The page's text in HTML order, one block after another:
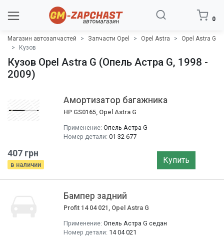
0
Магазин автозапчастей Запчасти Opel Opel Astra
Opel Astra G
Кузов
Кузов Opel Astra G (Опель Астра G, 1998 -
2009)
Амортизатор багажника
HP GS0165, Opel Astra G
Применение: Опель Астра G
Номер детали: 01 32 677
407 грн
в наличии Купить
Бампер задний
Profit 14 04 021, Opel Astra G
Применение: Опель Астра G седан
Номер детали: 14 04 021